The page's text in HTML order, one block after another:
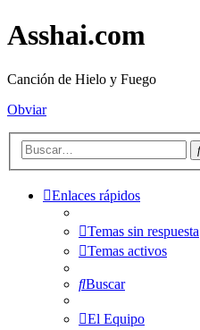
Asshai.com
Canción de Hielo y Fuego
Obviar
Enlaces rápidos
Temas sin respuesta
Temas activos
Buscar
El Equipo